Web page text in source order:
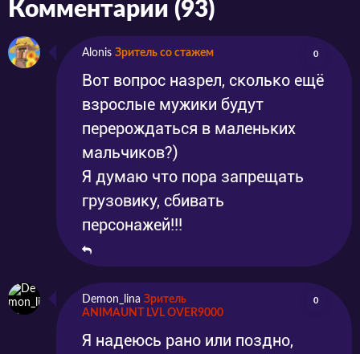
Комментарии (93)
Alonis Зритель со стажем 0
Вот вопрос назрел, сколько ещё
взрослые мужики будут
перерождаться в маленьких
мальчиков?)
Я думаю что пора запрещать
грузовику, сбивать
персонажей!!!
Demon_lina Зритель
ANIMAUNT LVL OVER9000
0
Я надеюсь рано или поздно,